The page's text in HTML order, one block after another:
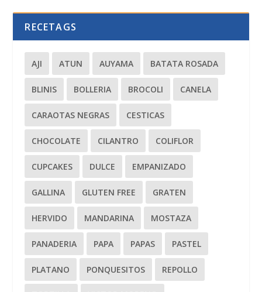
RECETAGS
AJI ATUN AUYAMA BATATA ROSADA
BLINIS BOLLERIA BROCOLI CANELA
CARAOTAS NEGRAS CESTICAS
CHOCOLATE CILANTRO COLIFLOR
CUPCAKES DULCE EMPANIZADO
GALLINA GLUTEN FREE GRATEN
HERVIDO MANDARINA MOSTAZA
PANADERIA PAPA PAPAS PASTEL
PLATANO PONQUESITOS REPOLLO